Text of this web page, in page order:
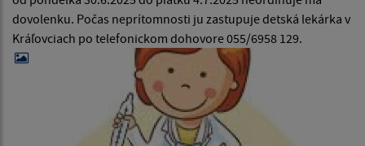
dovolenku. Počas neprítomnosti ju zastupuje detská lekárka v
Kráľovciach po telefonickom dohovore 055/6958 129.